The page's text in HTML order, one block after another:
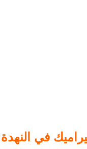
في النهدة